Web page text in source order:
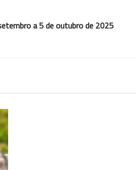
a 5 de outubro de 2025